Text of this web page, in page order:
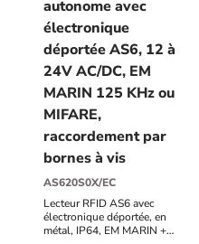
autonome avec
électronique
déportée AS6, 12 à
24V AC/DC, EM
MARIN 125 KHz ou
MIFARE,
raccordement par
bornes à vis
AS620S0X/EC
Lecteur RFID AS6 avec
électronique déportée, en
métal, IP64, EM MARIN +